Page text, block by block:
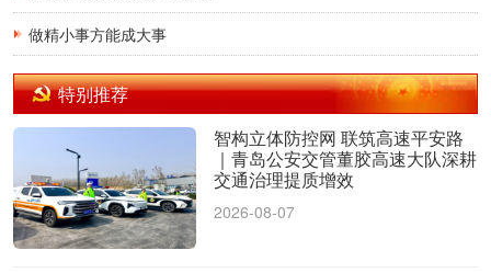
做精小事方能成大事
特别推荐
智构立体防控网 联筑高速平安路
｜青岛公安交管董胶高速大队深耕
交通治理提质增效
2026-08-07